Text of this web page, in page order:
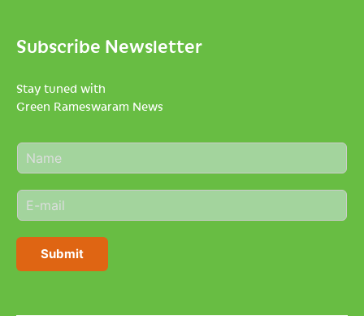
Subscribe Newsletter
Stay tuned with
Green Rameswaram News
N
a
e
*
E
m
i
Submit